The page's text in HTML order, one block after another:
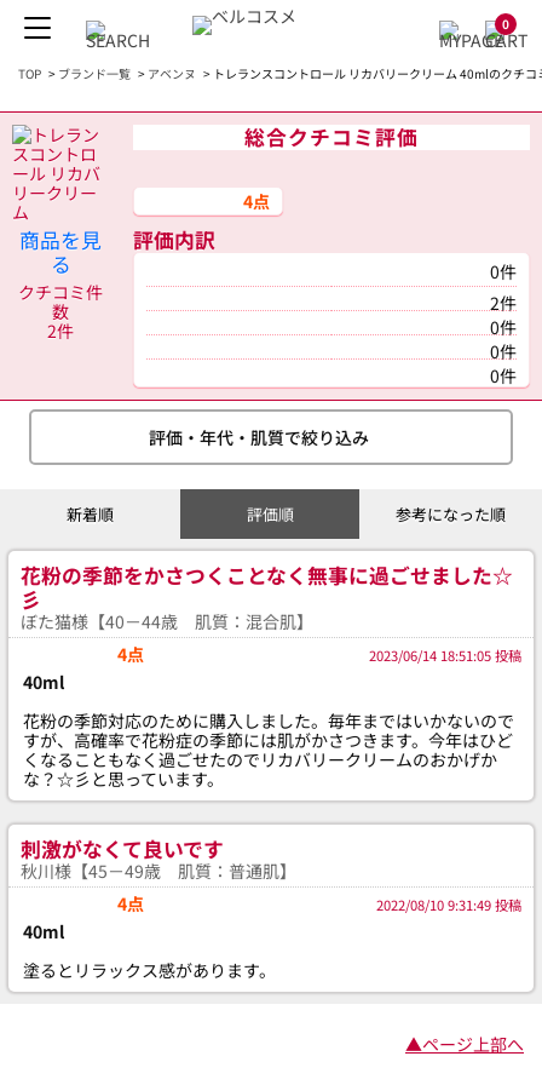
0
TOP > ブランド一覧 > アベンヌ > トレランスコントロール リカバリークリーム 40mlのクチコ
商品を見
る
クチコミ件
数
2件
総合クチコミ評価
4点
評価内訳
0件
2件
0件
0件
0件
評価・年代・肌質で絞り込み
新着順 評価順 参考になった順
花粉の季節をかさつくことなく無事に過ごせました☆
彡
ぼた猫様【40－44歳 肌質：混合肌】
4点
2023/06/14 18:51:05 投稿
40ml
花粉の季節対応のために購入しました。毎年まではいかないので
すが、高確率で花粉症の季節には肌がかさつきます。今年はひど
くなることもなく過ごせたのでリカバリークリームのおかげか
な？☆彡と思っています。
刺激がなくて良いです
秋川様【45－49歳 肌質：普通肌】
4点
2022/08/10 9:31:49 投稿
40ml
塗るとリラックス感があります。
▲ページ上部へ